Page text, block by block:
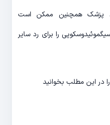
پزشک همچنین ممکن است
را برای رد سایر
را در این مطلب بخوانید